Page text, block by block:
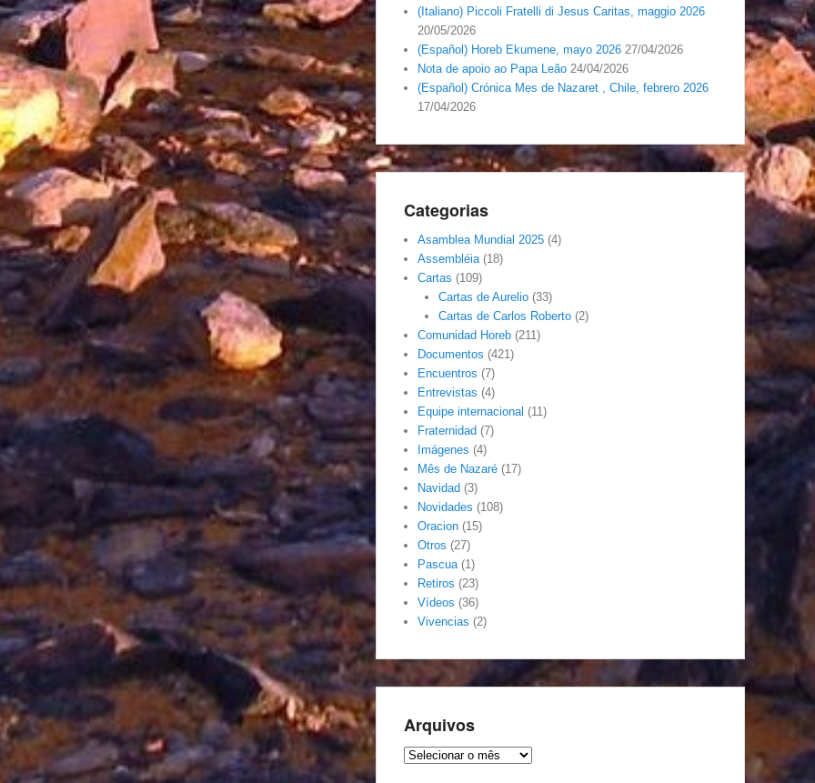
(Italiano) Piccoli Fratelli di Jesus Caritas, maggio 2026
20/05/2026
(Español) Horeb Ekumene, mayo 2026 27/04/2026
Nota de apoio ao Papa Leão 24/04/2026
(Español) Crónica Mes de Nazaret , Chile, febrero 2026
17/04/2026
Categorias
Asamblea Mundial 2025 (4)
Assembléia(18)
Cartas (109)
Cartas de Aurelio(33)
Cartas de Carlos Roberto(2)
Comunidad Horeb (211)
Documentos (421)
Encuentros (7)
Entrevistas (4)
Equipe internacional (11)
Fraternidad (7)
Imágenes (4)
Mês de Nazaré (17)
Navidad (3)
Novidades (108)
Oracion (15)
Otros (27)
Pascua(1)
Retiros (23)
Vídeos (36)
Vivencias (2)
Arquivos
Arquivos